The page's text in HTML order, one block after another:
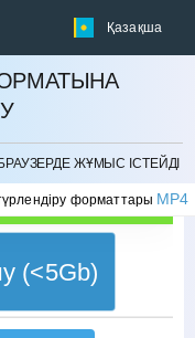
Қазақша
ЖҰМЫС ІСТЕЙДІ
форматтары MP4
(<5Gb)